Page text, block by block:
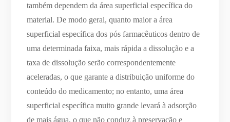
também dependem da área superficial específica do
material. De modo geral, quanto maior a área
superficial específica dos pós farmacêuticos dentro de
uma determinada faixa, mais rápida a dissolução e a
taxa de dissolução serão correspondentemente
aceleradas, o que garante a distribuição uniforme do
conteúdo do medicamento; no entanto, uma área
superficial específica muito grande levará à adsorção
de mais água, o que não conduz à preservação e